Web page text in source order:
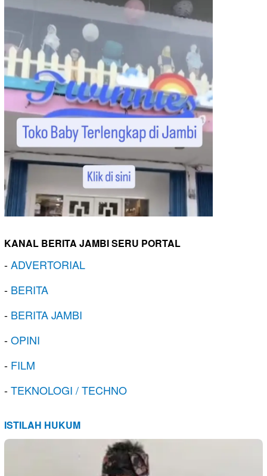
KANAL BERITA JAMBI SERU PORTAL
-ADVERTORIAL
- BERITA
- BERITA JAMBI
-OPINI
- FILM
-TEKNOLOGI / TECHNO
ISTILAH HUKUM